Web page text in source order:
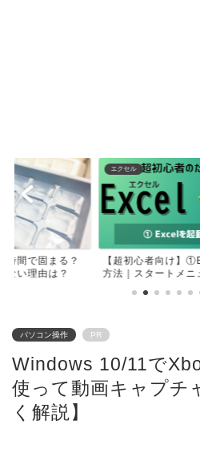
時間で固まる？
ない理由は？
エクセル
【超初心者向け】
方法｜スタートメニ
パソコン操作 PR
Windows 10/11で
使って動画キャプチ
く解説】